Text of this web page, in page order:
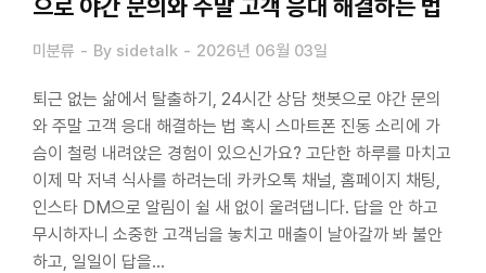
으로 야간 문의와 주말 고객 응대 해결하는 법
미분류 By sidetalk 2026년 06월 03일
퇴근 없는 삶에서 탈출하기, 24시간 상담 챗봇으로 야간 문의
와 주말 고객 응대 해결하는 법 혹시 스마트폰 진동 소리에 가
슴이 철렁 내려앉은 경험이 있으신가요? 고단한 하루를 마치고
이제 막 저녁 식사를 하려는데 카카오톡 채널, 홈페이지 채팅,
인스타 DM으로 알림이 쉴 새 없이 울려댑니다. 답을 안 하고
무시하자니 소중한 고객님을 놓치고 매출이 날아갈까 봐 불안
하고, 일일이 답을…